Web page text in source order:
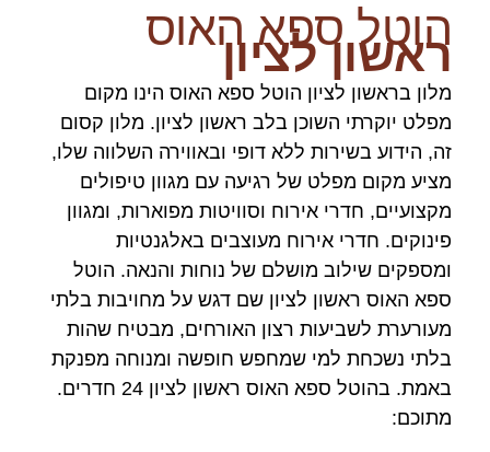
ספא האוס
לציון
בראשון לציון הוטל ספא האוס הינו מקום
יוקרתי השוכן בלב ראשון לציון. מלון קסום
הידוע בשירות ללא דופי ובאווירה השלווה שלו,
מקום מפלט של רגיעה עם מגוון טיפולים
חדרי אירוח וסוויטות מפוארות, ומגוון
חדרי אירוח מעוצבים באלגנטיות
שילוב מושלם של נוחות והנאה. הוטל
האוס ראשון לציון שם דגש על מחויבות בלתי
לשביעות רצון האורחים, מבטיח שהות
נשכחת למי שמחפש חופשה ומנוחה מפנקת
באמת. בהוטל ספא האוס ראשון לציון 24 חדרים.